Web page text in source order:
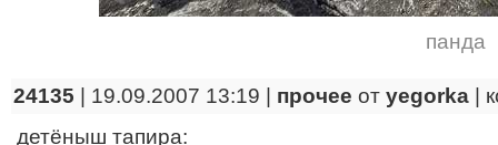
панда
24135 | 19.09.2007 13:19 | прочее от yegorka
детёныш тапира: